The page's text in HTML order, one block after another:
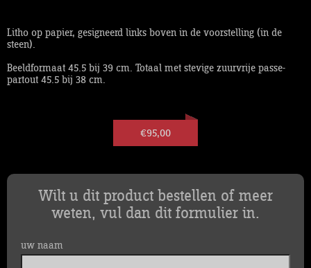
Litho op papier, gesigneerd links boven in de voorstelling (in de
steen).
Beeldformaat 45.5 bij 39 cm. Totaal met stevige zuurvrije passe-
partout 45.5 bij 38 cm.
€95,00
Wilt u dit product bestellen of meer
weten, vul dan dit formulier in.
uw naam